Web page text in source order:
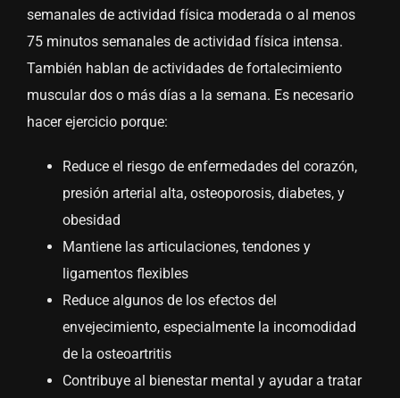
semanales de actividad física moderada o al menos
75 minutos semanales de actividad física intensa.
También hablan de actividades de fortalecimiento
muscular dos o más días a la semana. Es necesario
hacer ejercicio porque:
Reduce el riesgo de enfermedades del corazón,
presión arterial alta, osteoporosis, diabetes, y
obesidad
Mantiene las articulaciones, tendones y
ligamentos flexibles
Reduce algunos de los efectos del
envejecimiento, especialmente la incomodidad
de la osteoartritis
Contribuye al bienestar mental y ayudar a tratar